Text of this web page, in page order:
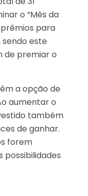
o “Mês da
para
sendo este
de premiar o
a opção de
aumentar o
também
de ganhar.
forem
possibilidades